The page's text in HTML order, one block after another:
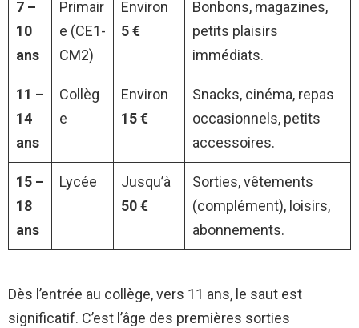
7 –
10
ans
Primair
e (CE1-
CM2)
Environ
5 €
Bonbons, magazines,
petits plaisirs
immédiats.
11 –
14
ans
Collèg
e
Environ
15 €
Snacks, cinéma, repas
occasionnels, petits
accessoires.
15 –
18
ans
Lycée
Jusqu’à
50 €
Sorties, vêtements
(complément), loisirs,
abonnements.
Dès l’entrée au collège, vers 11 ans, le saut est
significatif. C’est l’âge des premières sorties